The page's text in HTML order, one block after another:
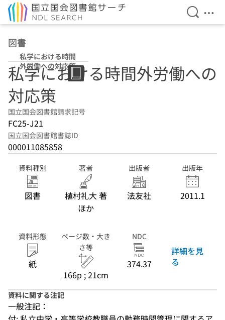
検索を
メ
図書
私学における時間
外労働への対応策
私学における時間外労働への
対応策
国立国会図書館請求記号
FC25-J21
国立国会図書館書誌ID
000011085858
資料種別
図書
著者
植村礼大 著
ほか
出版者
法友社
出版年
2011.1
資料形態
紙
ページ数・大き
さ等
166p ; 21cm
NDC
374.37
詳細を見
る
資料に関する注記
一般注記：